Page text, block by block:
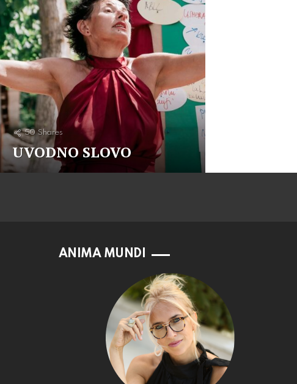
50 Shares
UVODNO SLOVO
ANIMA MUNDI